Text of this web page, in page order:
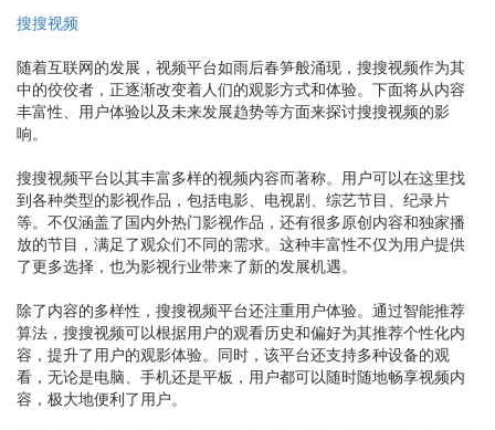
搜搜视频
随着互联网的发展，视频平台如雨后春笋般涌现，搜搜视频作为其
中的佼佼者，正逐渐改变着人们的观影方式和体验。下面将从内容
丰富性、用户体验以及未来发展趋势等方面来探讨搜搜视频的影
响。
搜搜视频平台以其丰富多样的视频内容而著称。用户可以在这里找
到各种类型的影视作品，包括电影、电视剧、综艺节目、纪录片
等。不仅涵盖了国内外热门影视作品，还有很多原创内容和独家播
放的节目，满足了观众们不同的需求。这种丰富性不仅为用户提供
了更多选择，也为影视行业带来了新的发展机遇。
除了内容的多样性，搜搜视频平台还注重用户体验。通过智能推荐
算法，搜搜视频可以根据用户的观看历史和偏好为其推荐个性化内
容，提升了用户的观影体验。同时，该平台还支持多种设备的观
看，无论是电脑、手机还是平板，用户都可以随时随地畅享视频内
容，极大地便利了用户。